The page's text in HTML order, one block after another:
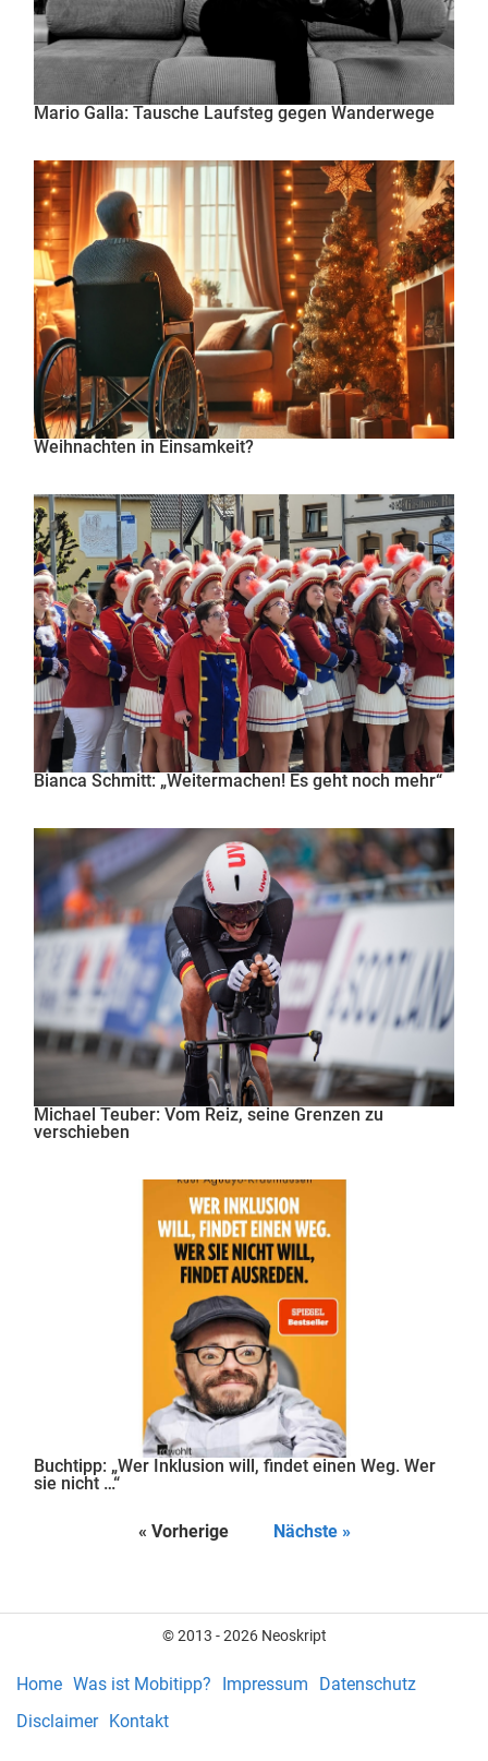
Mario Galla: Tausche Laufsteg gegen Wanderwege
Weihnachten in Einsamkeit?
Bianca Schmitt: „Weitermachen! Es geht noch mehr“
Michael Teuber: Vom Reiz, seine Grenzen zu
verschieben
Buchtipp: „Wer Inklusion will, findet einen Weg. Wer
sie nicht …“
« Vorherige Nächste »
© 2013 - 2026 Neoskript
Home Was ist Mobitipp? Impressum
Datenschutz
Disclaimer
Kontakt